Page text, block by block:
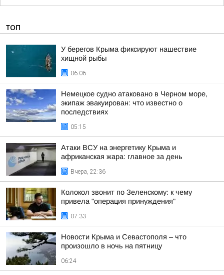
ТОП
У берегов Крыма фиксируют нашествие
хищной рыбы
06:06
Немецкое судно атаковано в Черном море,
экипаж эвакуирован: что известно о
последствиях
05:15
Атаки ВСУ на энергетику Крыма и
африканская жара: главное за день
Вчера, 22:36
Колокол звонит по Зеленскому: к чему
привела "операция принуждения"
07:33
Новости Крыма и Севастополя – что
произошло в ночь на пятницу
06:24